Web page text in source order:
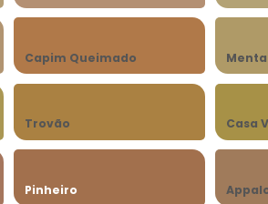
Capim Queimado Menta
Trovão Casa
Pinheiro